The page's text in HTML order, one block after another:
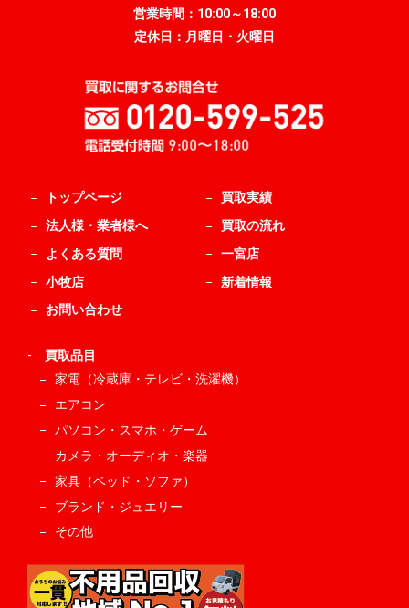
営業時間：10:00～18:00
定休日：月曜日・火曜日
トップページ
買取実績
法人様・業者様へ
買取の流れ
よくある質問
一宮店
小牧店
新着情報
お問い合わせ
- 買取品目
家電（冷蔵庫・テレビ・洗濯機）
エアコン
パソコン・スマホ・ゲーム
カメラ・オーディオ・楽器
家具（ベッド・ソファ）
ブランド・ジュエリー
その他